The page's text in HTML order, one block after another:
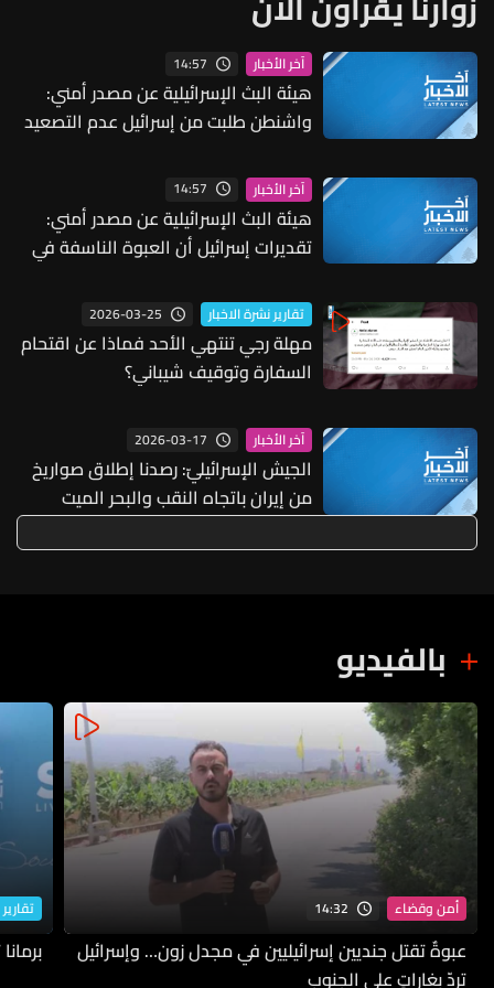
آخر الأخبار 14:57
هيئة البث الإسرائيلية عن مصدر أمني:
واشنطن طلبت من إسرائيل عدم التصعيد
آخر الأخبار 14:57
هيئة البث الإسرائيلية عن مصدر أمني:
تقديرات إسرائيل أن العبوة الناسفة في
تقارير نشرة الاخبار 2026-03-25
مهلة رجي تنتهي الأحد فماذا عن اقتحام
السفارة وتوقيف شيباني؟
آخر الأخبار 2026-03-17
الجيش الإسرائيليّ: رصدنا إطلاق صواريخ
من إيران باتجاه النقب والبحر الميت
ومنظومة الدفاع تحاول اعتراضها
بالفيديو
أمن وقضاء 14:32
عبوةٌ تقتل جنديين إسرائيليين في مجدل زون… وإسرائيل
تردّ بغاراتٍ على الجنوب